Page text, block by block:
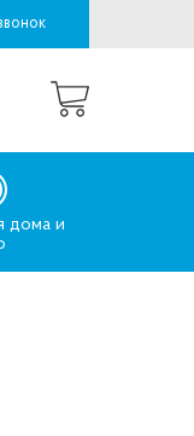
дома и